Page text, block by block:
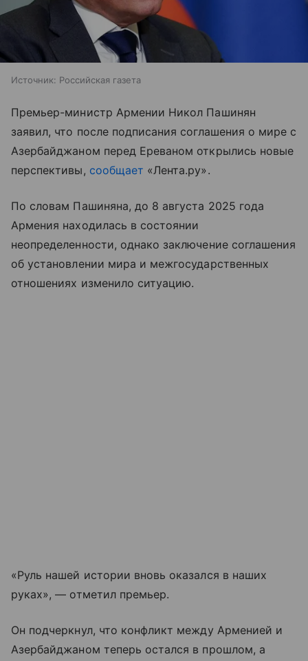
Источник: Российская газета
Премьер-министр Армении Никол Пашинян
заявил, что после подписания соглашения о мире с
Азербайджаном перед Ереваном открылись новые
перспективы, сообщает «Лента.ру».
По словам Пашиняна, до 8 августа 2025 года
Армения находилась в состоянии
неопределенности, однако заключение соглашения
об установлении мира и межгосударственных
отношениях изменило ситуацию.
«Руль нашей истории вновь оказался в наших
руках», — отметил премьер.
Он подчеркнул, что конфликт между Арменией и
Азербайджаном теперь остался в прошлом, а